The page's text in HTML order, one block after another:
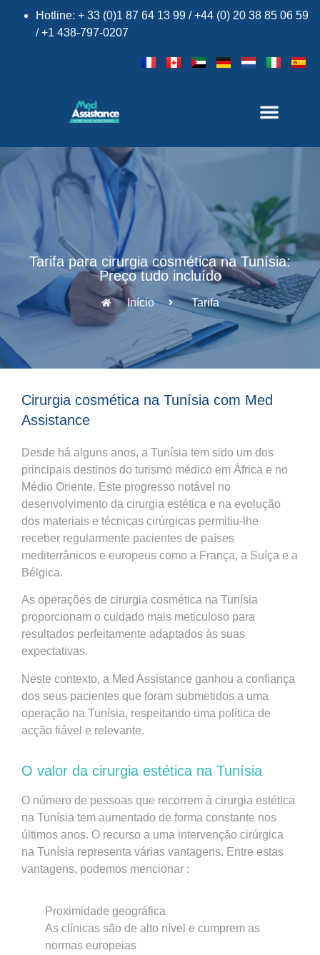
Hotline: + 33 (0)1 87 64 13 99 / +44 (0) 20 38 85 06 59
/ +1 438-797-0207
Tarifa para cirurgia cosmética na Tunísia:
Preço tudo incluído
Início Tarifa
Cirurgia cosmética na Tunísia com Med
Assistance
Desde há alguns anos, a Tunísia tem sido um dos
principais destinos do turismo médico em África e no
Médio Oriente. Este progresso notável no
desenvolvimento da cirurgia estética e na evolução
dos materiais e técnicas cirúrgicas permitiu-lhe
receber regularmente pacientes de países
mediterrânicos e europeus como a França, a Suíça e a
Bélgica.
As operações de cirurgia cosmética na Tunísia
proporcionam o cuidado mais meticuloso para
resultados perfeitamente adaptados às suas
expectativas.
Neste contexto, a Med Assistance ganhou a confiança
dos seus pacientes que foram submetidos a uma
operação na Tunísia, respeitando uma política de
acção fiável e relevante.
O valor da cirurgia estética na Tunísia
O número de pessoas que recorrem à cirurgia estética
na Tunísia tem aumentado de forma constante nos
últimos anos. O recurso a uma intervenção cirúrgica
na Tunísia representa várias vantagens. Entre estas
vantagens, podemos mencionar :
Proximidade geográfica
As clínicas são de alto nível e cumprem as
normas europeias